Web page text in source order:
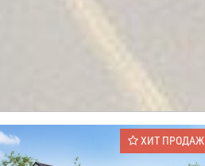
ХИТ ПРОДАЖ